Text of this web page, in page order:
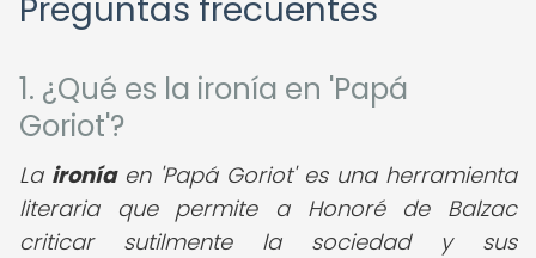
Preguntas frecuentes
1. ¿Qué es la ironía en 'Papá
Goriot'?
La ironíaen 'Papá Goriot' es una herramienta
literaria que permite a Honoré de Balzac
criticar sutilmente la sociedad y sus